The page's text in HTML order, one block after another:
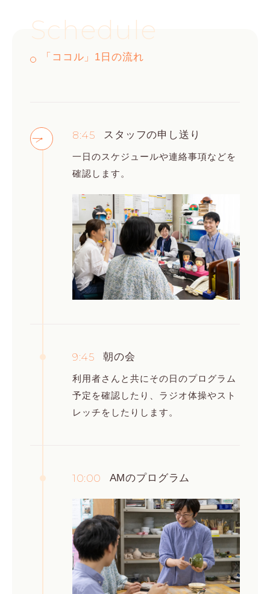
Schedule
「ココル」1日の流れ
8:45 スタッフの申し送り
一日のスケジュールや連絡事項などを
確認します。
9:45 朝の会
利用者さんと共にその日のプログラム
予定を確認したり、ラジオ体操やスト
レッチをしたりします。
10:00 AMのプログラム